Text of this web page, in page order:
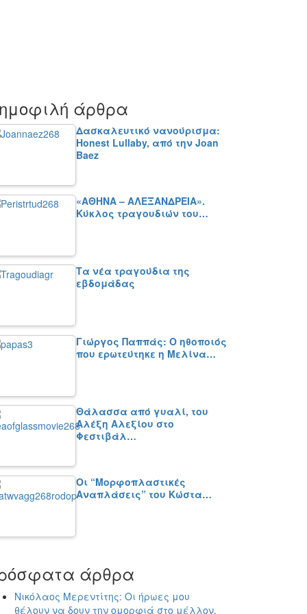
άρθρα
Δασκαλευτικό νανούρισμα:
Honest Lullaby, από την Joan
Baez
«ΑΘΗΝΑ – ΑΛΕΞΑΝΔΡΕΙΑ».
Κύκλος τραγουδιών του…
Τα νέα τραγούδια της
εβδομάδας
Γιώργος Παππάς: Ο ηθοποιός
που ερωτεύτηκε η Μελίνα…
Θάλασσα από γυαλί, του
Αλέξη Αλεξίου στο
Φεστιβάλ…
Οι “Μορφοπλαστικές
Αναπλάσεις” του Κώστα…
άρθρα
Νικόλαος Μερεντίτης: Οι ήρωες μου
θέλουν να δουν την ομορφιά στο μέλλον,